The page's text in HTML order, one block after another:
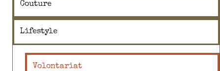
Couture
Lifestyle
Volontariat